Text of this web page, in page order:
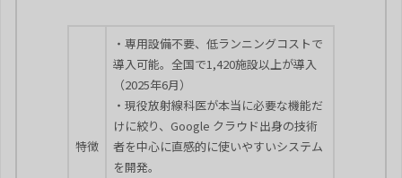
特徴
・専用設備不要、低ランニングコストで
導入可能。全国で1,420施設以上が導入
（2025年6月）
・現役放射線科医が本当に必要な機能だ
けに絞り、Google クラウド出身の技術
者を中心に直感的に使いやすいシステム
を開発。